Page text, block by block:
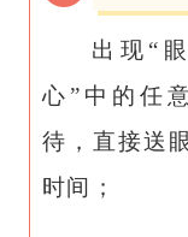
出现“
心”中的任
待，直接送
时间；